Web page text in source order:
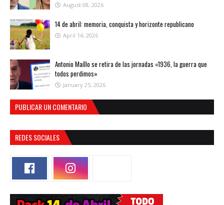
August 08, 2026
14 de abril: memoria, conquista y horizonte republicano
April 14, 2026
Antonio Maíllo se retira de las jornadas «1936, la guerra que
todos perdimos»
January 25, 2026
PUBLICAR UN COMENTARIO
REDES SOCIALES